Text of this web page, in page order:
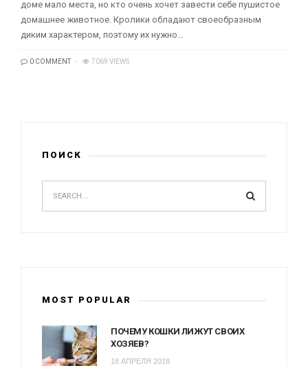
доме мало места, но кто очень хочет завести себе пушистое
домашнее животное. Кролики обладают своеобразным
диким характером, поэтому их нужно…
0 COMMENT 7069 VIEWS
ПОИСК
MOST POPULAR
ПОЧЕМУ КОШКИ ЛИЖУТ СВОИХ
ХОЗЯЕВ?
18 АПРЕЛЯ 2018